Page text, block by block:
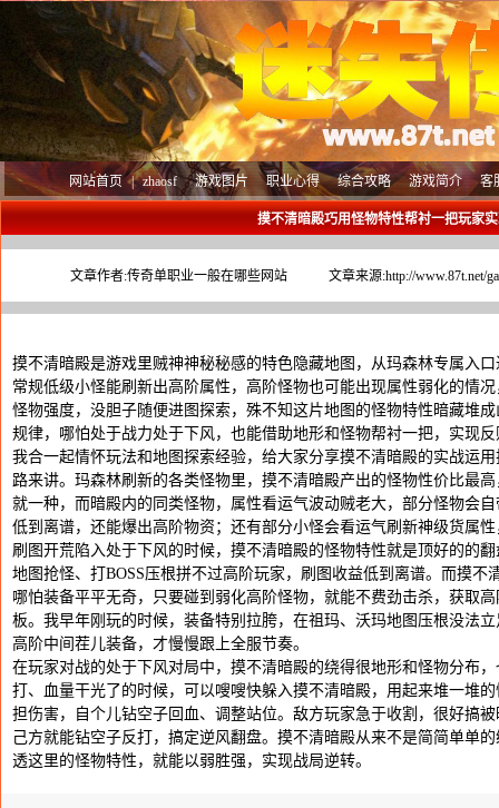
客
游戏简介
综合攻略
职业心得
游戏图片
zhaosf
网站首页 |
摸不清暗殿巧用怪物特性帮衬一把玩家
文章作者:传奇单职业一般在哪些网站 文章来源:http://www.87t.net/
摸不清暗殿是游戏里贼神神秘秘感的特色隐藏地图，从玛森林专属入
常规低级小怪能刷新出高阶属性，高阶怪物也可能出现属性弱化的情
怪物强度，没胆子随便进图探索，殊不知这片地图的怪物特性暗藏堆
规律，哪怕处于战力处于下风，也能借助地形和怪物帮衬一把，实现
我合一起情怀玩法和地图探索经验，给大家分享摸不清暗殿的实战运
路来讲。玛森林刷新的各类怪物里，摸不清暗殿产出的怪物性价比最
就一种，而暗殿内的同类怪物，属性看运气波动贼老大，部分怪物会
低到离谱，还能爆出高阶物资；还有部分小怪会看运气刷新神级货属
刷图开荒陷入处于下风的时候，摸不清暗殿的怪物特性就是顶好的的
地图抢怪、打BOSS压根拼不过高阶玩家，刷图收益低到离谱。而摸
哪怕装备平平无奇，只要碰到弱化高阶怪物，就能不费劲击杀，获取
板。我早年刚玩的时候，装备特别拉胯，在祖玛、沃玛地图压根没法
高阶中间茬儿装备，才慢慢跟上全服节奏。
在玩家对战的处于下风对局中，摸不清暗殿的绕得很地形和怪物分布
打、血量干光了的时候，可以嗖嗖快躲入摸不清暗殿，用起来堆一堆
担伤害，自个儿钻空子回血、调整站位。敌方玩家急于收割，很好搞
己方就能钻空子反打，搞定逆风翻盘。摸不清暗殿从来不是简简单单
透这里的怪物特性，就能以弱胜强，实现战局逆转。